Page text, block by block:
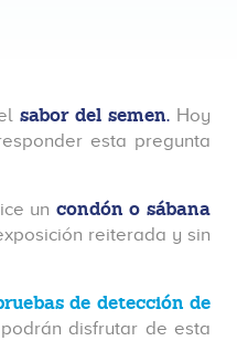
elsabor del semen. Hoy
esta pregunta
un condón o sábana
reiterada y sin
de detección de
disfrutar de esta